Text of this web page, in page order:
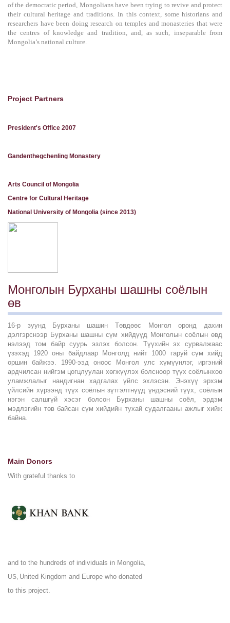
of the democratic period, Mongolians have been trying to revive and protect
their cultural heritage and traditions. In this context, some historians and
researchers have been doing research on temples and monasteries that were
the centres of knowledge and tradition, and, as such, inseparable from
Mongolia’s national culture.
Project Partners
President's Office 2007
Gandenthegchenling Monastery
Arts Council of Mongolia
Centre for Cultural Heritage
National University of Mongolia (since 2013)
Монголын Бурханы шашны соёлын
өв
16-р зуунд Бурханы шашин Төвдөөс Монгол оронд дахин
дэлгэрснээр Бурханы шашны сүм хийдүүд Монголын соёлын өвд
нэлээд том байр суурь эзлэх болсон. Түүхийн эх сурвалжаас
үзэхэд 1920 оны байдлаар Монголд нийт 1000 гаруй сүм хийд
оршин байжээ. 1990-ээд оноос Монгол улс хүмүүнлэг, иргэний
ардчилсан нийгэм цогцлуулан хөгжүүлэх болсноор түүх соёлынхоо
уламжлалыг нандигнан хадгалах үйлс эхлэсэн. Энэхүү эрхэм
үйлсийн хүрээнд түүх соёлын зүтгэлтнүүд үндэсний түүх, соёлын
нэгэн салшгүй хэсэг болсон Бурханы шашны соёл, эрдэм
мэдлэгийн төв байсан сүм хийдийн тухай судалгааны ажлыг хийж
байна.
Main Donors
With grateful thanks to
and to the hundreds of individuals in Mongolia,
US, United Kingdom and Europe who donated
to this project.